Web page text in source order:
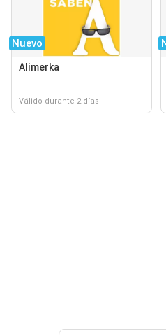
Nuevo
Alimerka
Válido durante 2 días